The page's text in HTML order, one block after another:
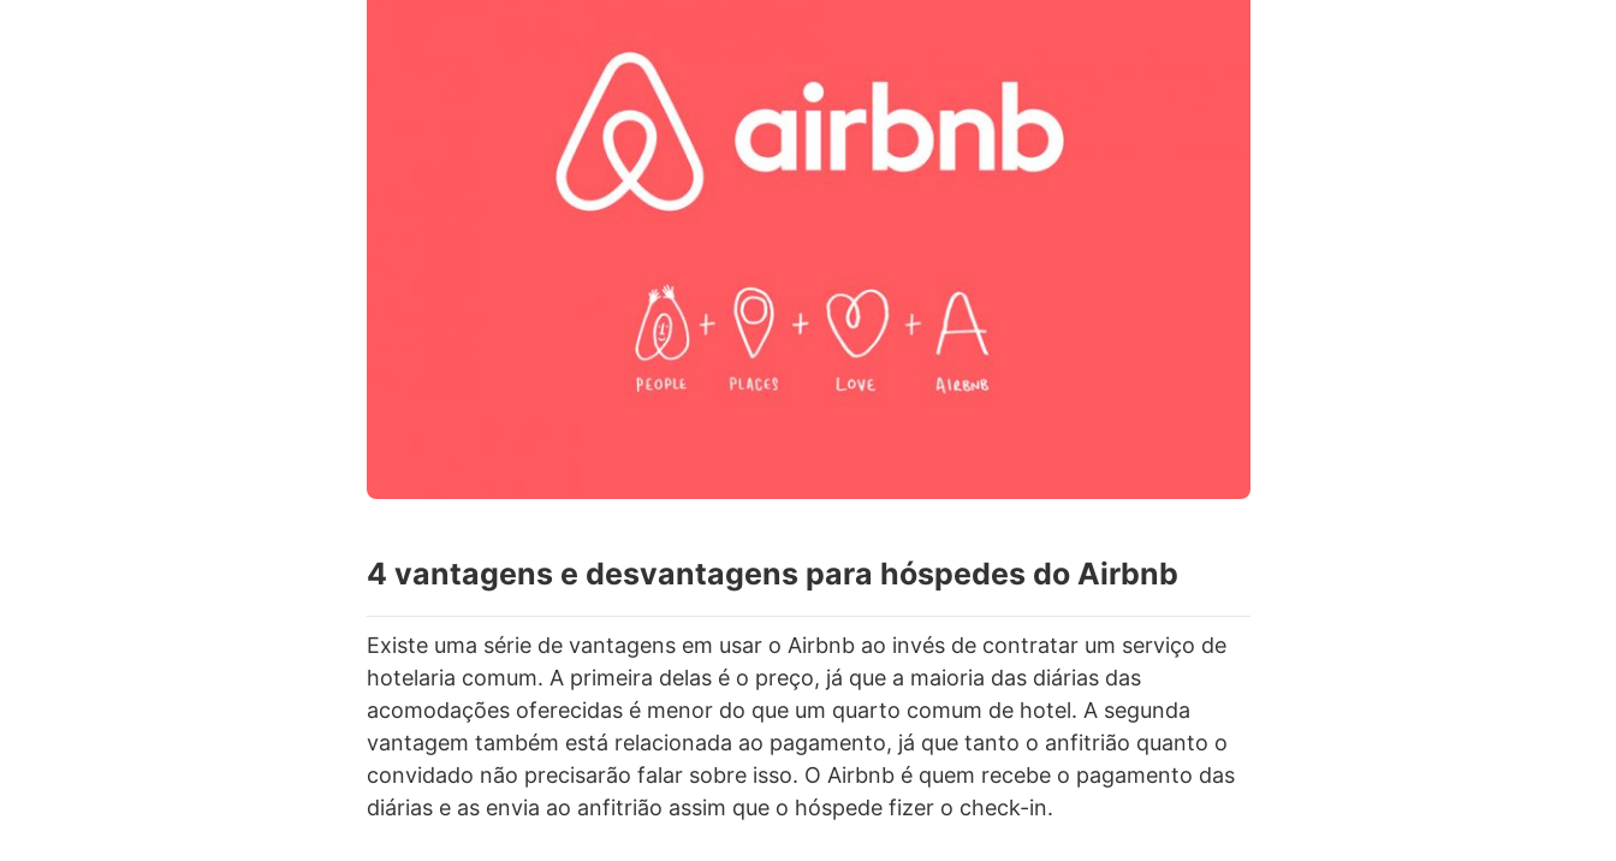
4 vantagens e desvantagens para hóspedes do Airbnb
Existe uma série de vantagens em usar o Airbnb ao invés de contratar um serviço de
hotelaria comum. A primeira delas é o preço, já que a maioria das diárias das
acomodações oferecidas é menor do que um quarto comum de hotel. A segunda
vantagem também está relacionada ao pagamento, já que tanto o anfitrião quanto o
convidado não precisarão falar sobre isso. O Airbnb é quem recebe o pagamento das
diárias e as envia ao anfitrião assim que o hóspede fizer o check-in.